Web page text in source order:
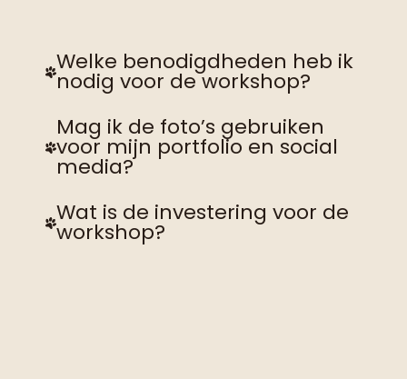
Welke benodigdheden heb ik
nodig voor de workshop?
Mag ik de foto’s gebruiken
voor mijn portfolio en social
media?
Wat is de investering voor de
workshop?